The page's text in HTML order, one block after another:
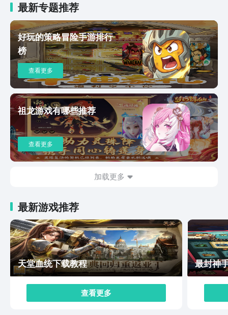
加震撼，给玩家带来身临其境的感受。在《王牌战士2》
中，经典角色悉数回归，引入了许多新角色，这个新角色
不但有独特的造型设计，并且有独特的技能。游戏对所有
角色的技能展开了新的优化和提高，促进每个角色在战斗
中发挥更大的作用。这些能力不仅提高了角色的战斗力，
也可以在玩家枪击时提供辅助性帮助，使战斗更具战略。
王牌战士2包括了很多特色鲜明的游戏地图，每张地图都
有独特的地形和布局，给玩家增添了不同的战斗体验。不
论是城市街道、废弃工厂或是荒野丛林，每张地图都经过
精心设计，玩家都要运用地貌优点，制订适度的战略来获
胜。游戏增强了多种不同的游戏方式，玩家可根据实际情
况挑选参加，不论是团队作战、占有方式或是冒险模式，
每种方法都充满考验和快乐。团结协作在游戏中非常重
要，玩家务必与队友协作，配合任务，赢得比赛。以上就
是对王牌战士2下载地址介绍，希望大家能以适当的形式
体会到这款精彩的枪击游戏带来的乐趣，新手和老玩家都
最新专题推荐
好玩的策略冒险手游排行
榜
查看更多
祖龙游戏有哪些推荐
查看更多
加载更多
最新游戏推荐
天堂血统下载教程
查看更多
最封神